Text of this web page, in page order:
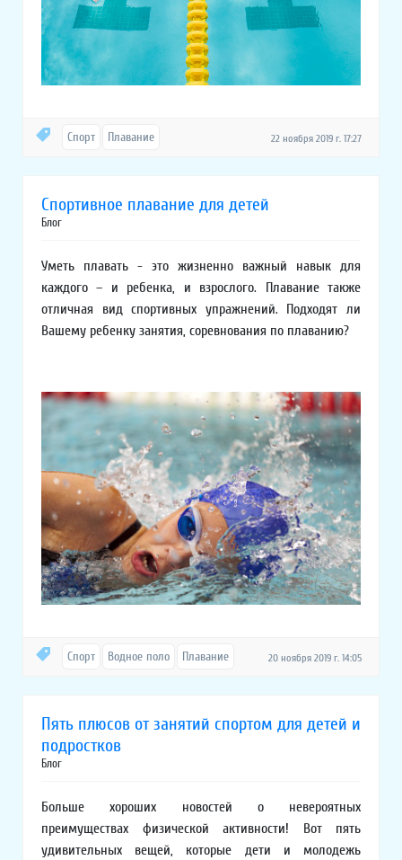
22 ноября 2019 г. 17:27
Спорт Плавание
Спортивное плавание для детей
Блог
Уметь плавать - это жизненно важный навык для
каждого – и ребенка, и взрослого. Плавание также
отличная вид спортивных упражнений. Подходят ли
Вашему ребенку занятия, соревнования по плаванию?
20 ноября 2019 г. 14:05
Спорт Водное поло Плавание
Пять плюсов от занятий спортом для детей и
подростков
Блог
Больше хороших новостей о невероятных
преимуществах физической активности! Вот пять
удивительных вещей, которые дети и молодежь